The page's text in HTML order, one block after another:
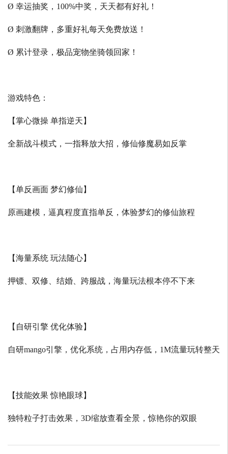
Ø 幸运抽奖，100%中奖，天天都有好礼！
Ø 刺激翻牌，多重好礼每天免费放送！
Ø 累计登录，极品宠物坐骑领回家！
游戏特色：
【掌心微操 单指逆天】
全新战斗模式，一指释放大招，修仙修魔易如反掌
【单反画面 梦幻修仙】
原画建模，逼真程度直指单反，体验梦幻的修仙旅程
【海量系统 玩法随心】
押镖、双修、结婚、跨服战，海量玩法根本停不下来
【自研引擎 优化体验】
自研mango引擎，优化系统，占用内存低， 1M流量玩转整天
【技能效果 惊艳眼球】
独特粒子打击效果， 3D缩放查看全景，惊艳你的双眼